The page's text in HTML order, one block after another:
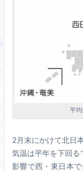
平均
2月末にかけて北日
気温は平年を下回
影響で西・東日本